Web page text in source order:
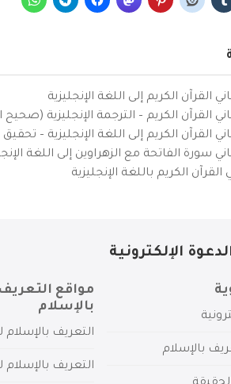
القرآن الكريم إلى اللغة الإنجليزية
القرآن الكريم – الترجمة الإنجليزية (صحيح
القرآن الكريم إلى اللغة الإنجليزية –
سورة الفاتحة مع الزهراوين إلى اللغة
القرآن الكريم باللغة الإنجليزية
الإلكترونية
بالإسلام
مواقع التعريف
بالإسلام
التعريف بالإسلام
التعريف بالإسلام